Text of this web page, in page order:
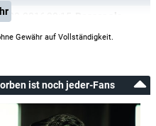
Gewähr auf Vollständigkeit.
ist noch jeder-Fans